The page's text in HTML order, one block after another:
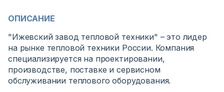
ОПИСАНИЕ
"Ижевский завод тепловой техники" – это лидер
на рынке тепловой техники России. Компания
специализируется на проектировании,
производстве, поставке и сервисном
обслуживании теплового оборудования.